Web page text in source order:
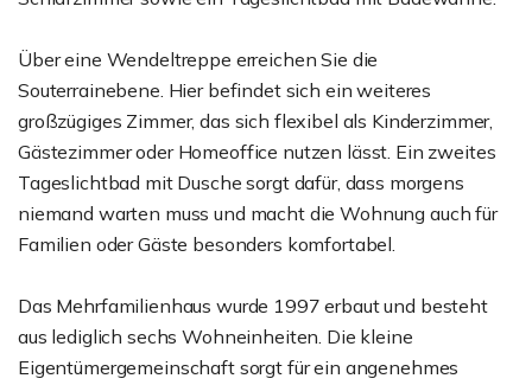
Über eine Wendeltreppe erreichen Sie die
Souterrainebene. Hier befindet sich ein weiteres
großzügiges Zimmer, das sich flexibel als Kinderzimmer,
Gästezimmer oder Homeoffice nutzen lässt. Ein zweites
Tageslichtbad mit Dusche sorgt dafür, dass morgens
niemand warten muss und macht die Wohnung auch für
Familien oder Gäste besonders komfortabel.
Das Mehrfamilienhaus wurde 1997 erbaut und besteht
aus lediglich sechs Wohneinheiten. Die kleine
Eigentümergemeinschaft sorgt für ein angenehmes